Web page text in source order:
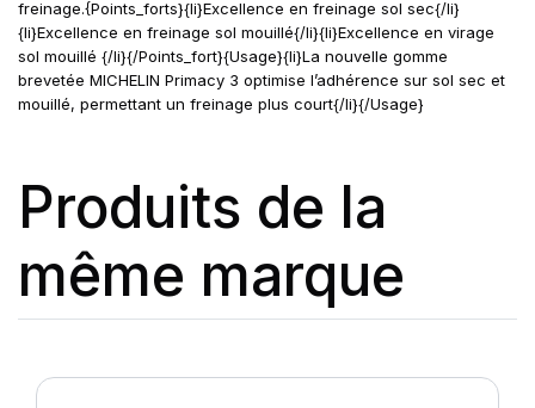
freinage.{Points_forts}{li}Excellence en freinage sol sec{/li}
{li}Excellence en freinage sol mouillé{/li}{li}Excellence en virage
sol mouillé {/li}{/Points_fort}{Usage}{li}La nouvelle gomme
brevetée MICHELIN Primacy 3 optimise l’adhérence sur sol sec et
mouillé, permettant un freinage plus court{/li}{/Usage}
Produits de la
même marque